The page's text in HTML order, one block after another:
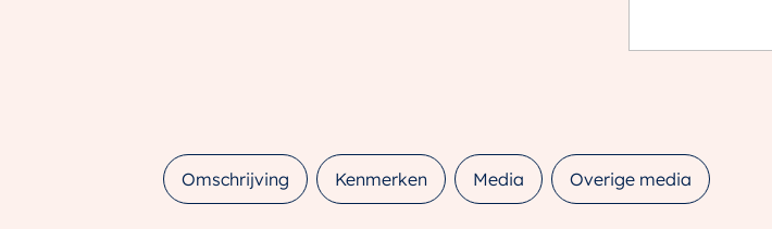
Omschrijving Kenmerken Media Overige media